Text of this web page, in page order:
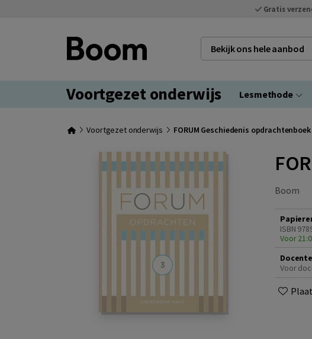
Gratis
Bekijk ons hele aanbod
Voortgezet onderwijs Lesmethode
Voortgezet onderwijs FORUM Geschiedenis
Boom
ISBN
Voor
Voor